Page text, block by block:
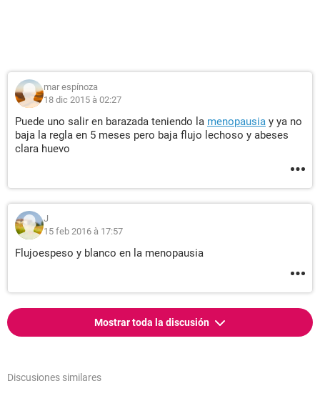
mar espínoza
18 dic 2015 à 02:27
Puede uno salir en barazada teniendo la menopausia y ya no
baja la regla en 5 meses pero baja flujo lechoso y abeses
clara huevo
J
15 feb 2016 à 17:57
Flujoespeso y blanco en la menopausia
Mostrar toda la discusión
Discusiones similares